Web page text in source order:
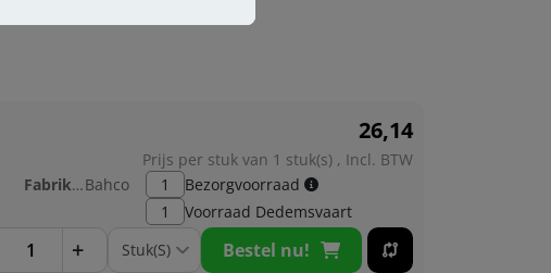
26,14
Prijs per stuk van 1 stuk(s) , Incl. BTW
Fabrikant:Bahco
1
Bezorgvoorraad
1
Voorraad Dedemsvaart
+ Bestel nu!